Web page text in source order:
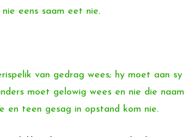
eens saam eet nie.
van gedrag wees; hy moet aan sy
moet gelowig wees en nie die naam
en teen gesag in opstand kom nie.